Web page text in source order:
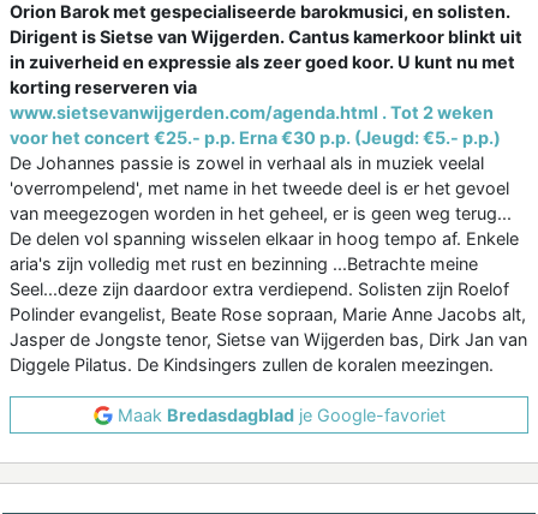
Orion Barok met gespecialiseerde barokmusici, en solisten.
Dirigent is Sietse van Wijgerden. Cantus kamerkoor blinkt uit
in zuiverheid en expressie als zeer goed koor. U kunt nu met
korting reserveren via
www.sietsevanwijgerden.com/agenda.html . Tot 2 weken
voor het concert €25.- p.p. Erna €30 p.p. (Jeugd: €5.- p.p.)
De Johannes passie is zowel in verhaal als in muziek veelal
'overrompelend', met name in het tweede deel is er het gevoel
van meegezogen worden in het geheel, er is geen weg terug...
De delen vol spanning wisselen elkaar in hoog tempo af. Enkele
aria's zijn volledig met rust en bezinning ...Betrachte meine
Seel...deze zijn daardoor extra verdiepend. Solisten zijn Roelof
Polinder evangelist, Beate Rose sopraan, Marie Anne Jacobs alt,
Jasper de Jongste tenor, Sietse van Wijgerden bas, Dirk Jan van
Diggele Pilatus. De Kindsingers zullen de koralen meezingen.
Maak Bredasdagbladje Google-favoriet